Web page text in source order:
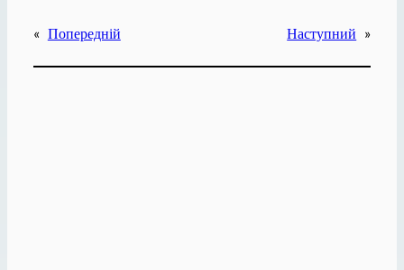
« Попередній Наступний »